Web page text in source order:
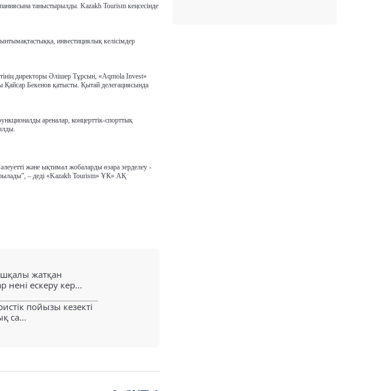
таныстырылды. Kazakh Tourism кеңсесінде
инвестициялық келісімдер
директоры Әлішер Тұрсын, «Aqmola Invest»
Бекенов қатысты. Қытай делегациясында
ареналар, концерттік-спорттық
және ықтимал жобаларды өзара зерделеу -
– деді «Kazakh Tourism» ҰК» АҚ
жатқан
нені ескеру кер...
пойызы кезекті
са...